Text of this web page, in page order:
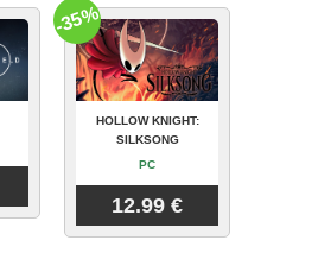
HOLLOW KNIGHT:
SILKSONG
PC
12.99 €
-35%